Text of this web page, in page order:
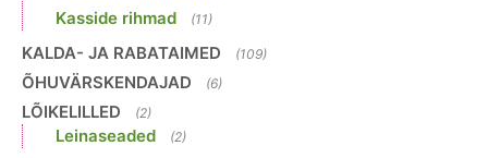
Kasside rihmad (11)
KALDA- JA RABATAIMED (109)
ÕHUVÄRSKENDAJAD (6)
LÕIKELILLED (2)
Leinaseaded (2)